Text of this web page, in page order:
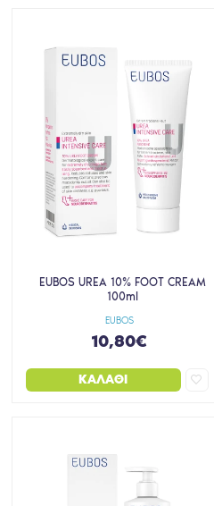
EUBOS
EUBOS UREA 10% FOOT CREAM
100ml
10,80€
ΚΑΛΆΘΙ